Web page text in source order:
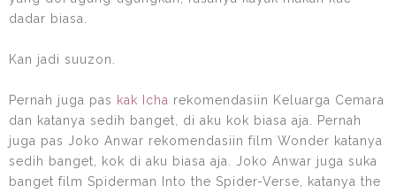
dadar biasa.
Kan jadi suuzon.
Pernah juga pas kak Icha rekomendasiin Keluarga Cemara
dan katanya sedih banget, di aku kok biasa aja. Pernah
juga pas Joko Anwar rekomendasiin film Wonder katanya
sedih banget, kok di aku biasa aja. Joko Anwar juga suka
banget film Spiderman Into the Spider-Verse, katanya the